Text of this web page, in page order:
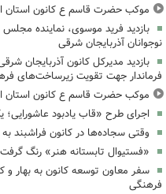
موکب حضرت قاسم ع کانون استان
بازدید فرید موسوی، نماینده
نوجوانان آذربایجان شرقی
بازدید مدیرکل کانون آذربایجان
فرماندار جهت تقویت زیرساخت‌های
موکب حضرت قاسم ع کانون استان
اجرای طرح «قاب یادبود
وقتی سجاده‌ها در کانون فراشبند
«فستیوال تابستانه هنر» رنگ گرفت
سفر معاون توسعه کانون به بهار
فرهنگی